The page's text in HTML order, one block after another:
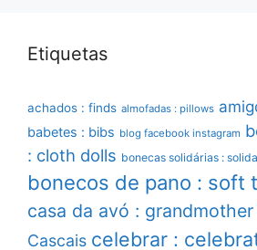
Etiquetas
achados : finds almofadas : pillows
babetes : bibs blog facebook instagram
: cloth dolls bonecas solidárias :
bonecos de pano : soft
casa da avó :
Cascais celebrar :